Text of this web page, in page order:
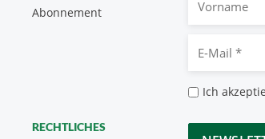
Mail
Ich
CAPTCHA
Abonnement
RECHTLICHES